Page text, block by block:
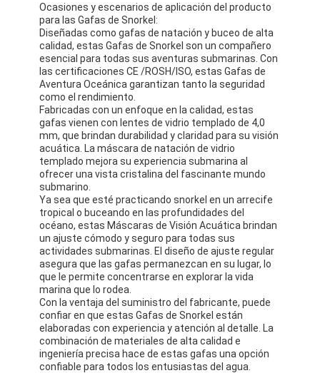
Ocasiones y escenarios de aplicación del producto
para las Gafas de Snorkel:
Diseñadas como gafas de natación y buceo de alta
calidad, estas Gafas de Snorkel son un compañero
esencial para todas sus aventuras submarinas. Con
las certificaciones CE /ROSH/ISO, estas Gafas de
Aventura Oceánica garantizan tanto la seguridad
como el rendimiento.
Fabricadas con un enfoque en la calidad, estas
gafas vienen con lentes de vidrio templado de 4,0
mm, que brindan durabilidad y claridad para su visión
acuática. La máscara de natación de vidrio
templado mejora su experiencia submarina al
ofrecer una vista cristalina del fascinante mundo
submarino.
Ya sea que esté practicando snorkel en un arrecife
tropical o buceando en las profundidades del
océano, estas Máscaras de Visión Acuática brindan
un ajuste cómodo y seguro para todas sus
actividades submarinas. El diseño de ajuste regular
asegura que las gafas permanezcan en su lugar, lo
que le permite concentrarse en explorar la vida
marina que lo rodea.
Con la ventaja del suministro del fabricante, puede
confiar en que estas Gafas de Snorkel están
elaboradas con experiencia y atención al detalle. La
combinación de materiales de alta calidad e
ingeniería precisa hace de estas gafas una opción
confiable para todos los entusiastas del agua.